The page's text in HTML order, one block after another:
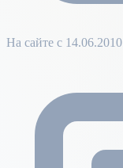
На сайте с 14.06.2010